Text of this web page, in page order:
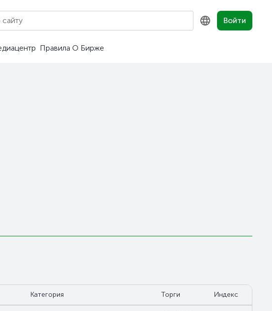
Войти
Правила О Бирже
Категория Торги Индекс